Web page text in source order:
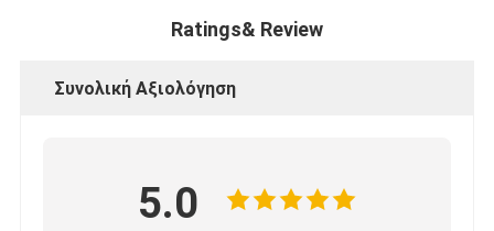
Ratings& Review
Συνολική Αξιολόγηση
5.0